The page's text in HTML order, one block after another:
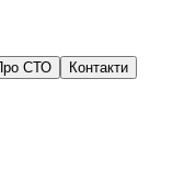
СТО Контакти